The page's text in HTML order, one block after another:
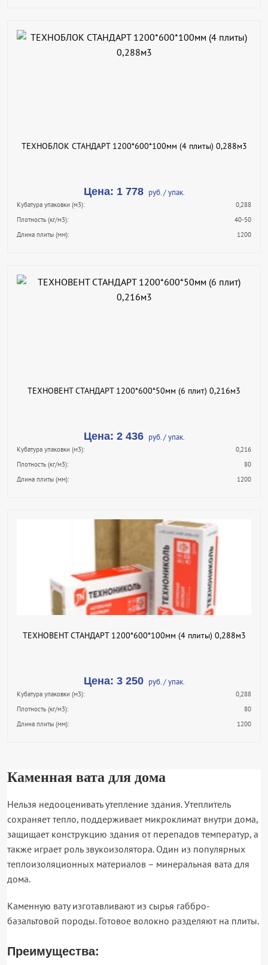
В КОРЗИНУ
ТЕХНОБЛОК СТАНДАРТ 1200*600*100мм (4 плиты) 0,288м3
Цена: 1 778 руб. / упак.
Кубатура упаковки (м3):
0,288
Плотность (кг/м3):
40-50
Длина плиты (мм):
1200
В КОРЗИНУ
ТЕХНОВЕНТ СТАНДАРТ 1200*600*50мм (6 плит) 0,216м3
Цена: 2 436 руб. / упак.
Кубатура упаковки (м3):
0,216
Плотность (кг/м3):
80
Длина плиты (мм):
1200
В КОРЗИНУ
КУПИТЬ В 1 КЛИК
ПОДРОБНЕЕ
ТЕХНОВЕНТ СТАНДАРТ 1200*600*100мм (4 плиты) 0,288м3
Цена: 3 250 руб. / упак.
Кубатура упаковки (м3):
0,288
Плотность (кг/м3):
80
Длина плиты (мм):
1200
Каменная вата для дома
Нельзя недооценивать утепление здания. Утеплитель
сохраняет тепло, поддерживает микроклимат внутри дома,
защищает конструкцию здания от перепадов температур, а
также играет роль звукоизолятора. Один из популярных
теплоизоляционных материалов – минеральная вата для
дома.
Каменную вату изготавливают из сырья габбро-
базальтовой породы. Готовое волокно разделяют на плиты.
Преимущества: